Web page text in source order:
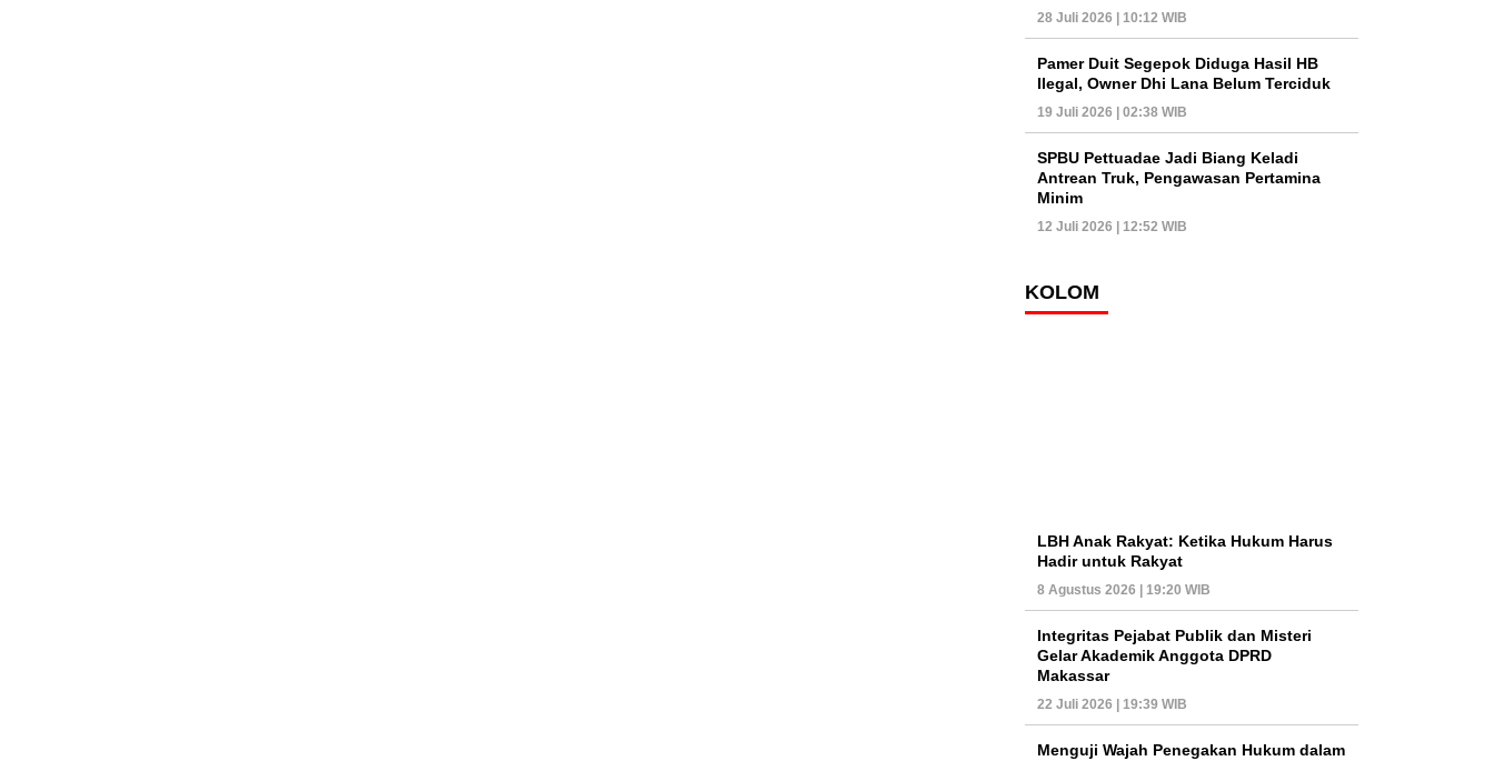
28 Juli 2026 | 10:12 WIB
Pamer Duit Segepok Diduga Hasil HB
Ilegal, Owner Dhi Lana Belum Terciduk
19 Juli 2026 | 02:38 WIB
SPBU Pettuadae Jadi Biang Keladi
Antrean Truk, Pengawasan Pertamina
Minim
12 Juli 2026 | 12:52 WIB
KOLOM
LBH Anak Rakyat: Ketika Hukum Harus
Hadir untuk Rakyat
8 Agustus 2026 | 19:20 WIB
Integritas Pejabat Publik dan Misteri
Gelar Akademik Anggota DPRD
Makassar
22 Juli 2026 | 19:39 WIB
Menguji Wajah Penegakan Hukum dalam